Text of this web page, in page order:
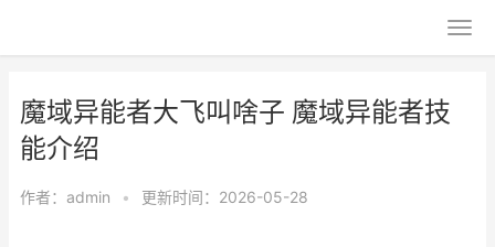
魔域异能者大飞叫啥子 魔域异能者技
能介绍
作者： admin • 更新时间：2026-05-28